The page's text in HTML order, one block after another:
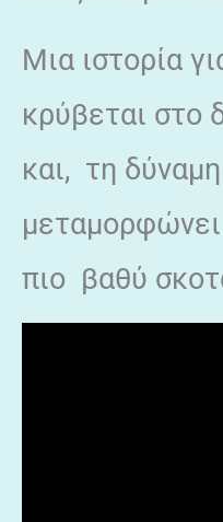
Μια ιστορία
κρύβεται στο
και, τη
πιο βαθύ